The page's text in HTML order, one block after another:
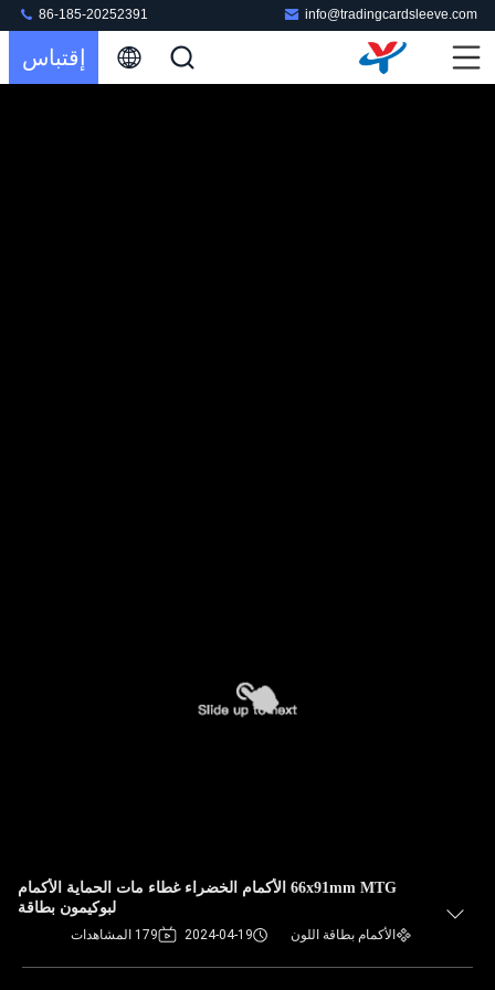
info@tradingcardsleeve.com
86-185-20252391
إقتباس
66x91mm MTG الأكمام الخضراء غطاء مات الحماية الأكمام
لبوكيمون بطاقة
الأكمام بطاقة اللون 2024-04-19 179 المشاهدات